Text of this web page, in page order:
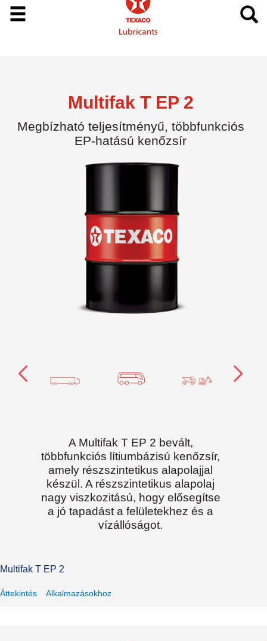
Multifak T EP 2
Megbízható teljesítményű, többfunkciós
EP-hatású kenőzsír
A Multifak T EP 2 bevált,
többfunkciós lítiumbázisú kenőzsír,
amely részszintetikus alapolajjal
készül. A részszintetikus alapolaj
nagy viszkozitású, hogy elősegítse
a jó tapadást a felületekhez és a
vízállóságot.
Multifak T EP 2
Áttekintés Alkalmazásokhoz